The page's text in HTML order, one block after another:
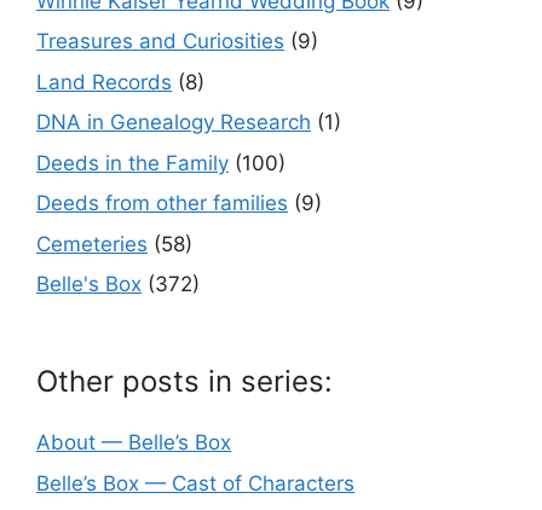
Treasures and Curiosities (9)
Land Records (8)
DNA in Genealogy Research (1)
Deeds in the Family (100)
Deeds from other families (9)
Cemeteries (58)
Belle's Box (372)
Other posts in series:
About — Belle’s Box
Belle’s Box — Cast of Characters